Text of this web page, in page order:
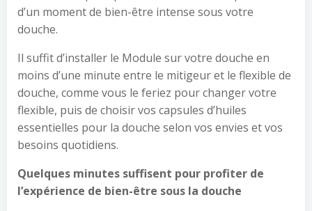
d’un moment de bien-être intense sous votre
douche.
Il suffit d’installer le Module sur votre douche en
moins d’une minute entre le mitigeur et le flexible de
douche, comme vous le feriez pour changer votre
flexible, puis de choisir vos capsules d’huiles
essentielles pour la douche selon vos envies et vos
besoins quotidiens.
Quelques minutes suffisent pour profiter de
l’expérience de bien-être sous la douche